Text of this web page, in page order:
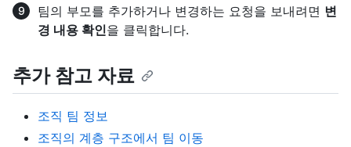
팀의 부모를 추가하거나 변경하는 요청을 보내려면 변
경 내용 확인을 클릭합니다.
추가 참고 자료
조직 팀 정보
조직의 계층 구조에서 팀 이동